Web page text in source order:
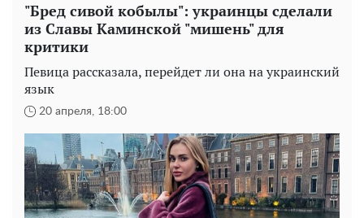
"Бред сивой кобылы": украинцы сделали
из Славы Каминской "мишень" для
критики
Певица рассказала, перейдет ли она на украинский
язык
20 апреля, 18:00